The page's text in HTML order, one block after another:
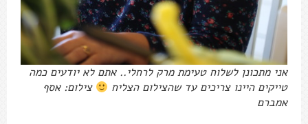
אני מתכונן לשלוח טעימת מרק לרחלי.. אתם לא יודעים כמה
טייקים היינו צריכים עד שהצילום הצליח
צילום: אסף
אמברם